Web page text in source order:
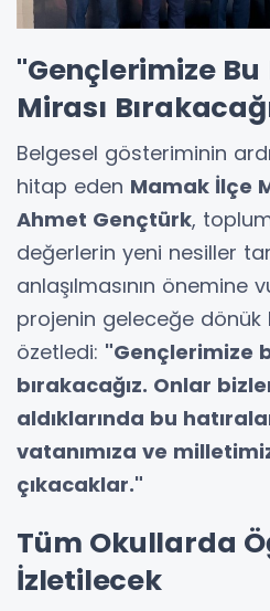
"Gençlerimize
Mirası
Belgesel gösteriminin
hitap eden Mamak İlçe
Ahmet Gençtürk,
değerlerin yeni nesiller
anlaşılmasının önemine
projenin geleceğe
özetledi: "Gençlerimize
bırakacağız. Onlar
aldıklarında bu
vatanımıza ve
çıkacaklar."
Tüm Okullarda
İzletilecek